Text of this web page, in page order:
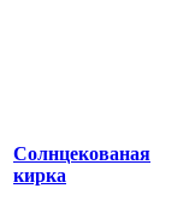
Солнцекованая
кирка